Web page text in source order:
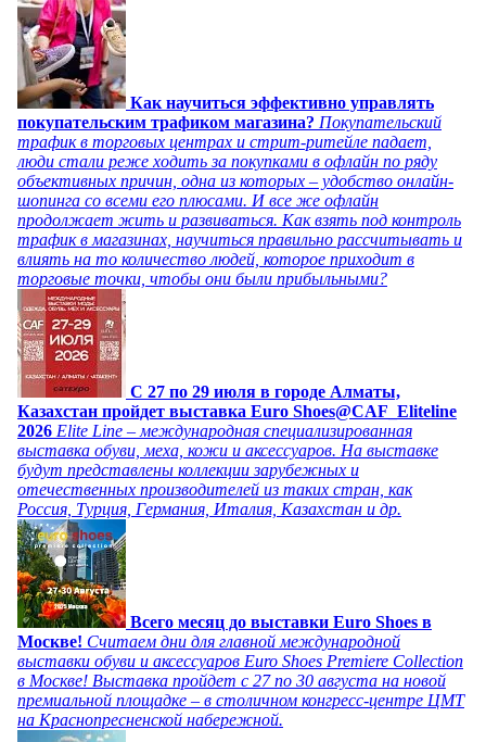
Как научиться эффективно управлять
покупательским трафиком магазина? Покупательский
трафик в торговых центрах и стрит-ритейле падает,
люди стали реже ходить за покупками в офлайн по ряду
объективных причин, одна из которых – удобство онлайн-
шопинга со всеми его плюсами. И все же офлайн
продолжает жить и развиваться. Как взять под контроль
трафик в магазинах, научиться правильно рассчитывать и
влиять на то количество людей, которое приходит в
торговые точки, чтобы они были прибыльными?
C 27 по 29 июля в городе Алматы,
Казахстан пройдет выставка Euro Shoes@CAF_Eliteline
2026 Elite Line – международная специализированная
выставка обуви, меха, кожи и аксессуаров. На выставке
будут представлены коллекции зарубежных и
отечественных производителей из таких стран, как
Россия, Турция, Германия, Италия, Казахстан и др.
Всего месяц до выставки Euro Shoes в
Москве! Считаем дни для главной международной
выставки обуви и аксессуаров Euro Shoes Premiere Collection
в Москве! Выставка пройдет с 27 по 30 августа на новой
премиальной площадке – в столичном конгресс-центре ЦМТ
на Краснопресненской набережной.